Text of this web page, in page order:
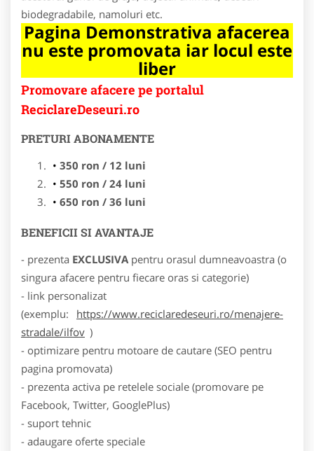
biodegradabile, namoluri etc.
Pagina Demonstrativa afacerea
nu este promovata iar locul este
liber
Promovare afacere pe portalul
ReciclareDeseuri.ro
PRETURI ABONAMENTE
350 ron / 12 luni
550 ron / 24 luni
650 ron / 36 luni
BENEFICII SI AVANTAJE
- prezenta EXCLUSIVA pentru orasul dumneavoastra (o
singura afacere pentru fiecare oras si categorie)
- link personalizat
(exemplu:
https://www.reciclaredeseuri.ro/menajere-
stradale/ilfov )
- optimizare pentru motoare de cautare (SEO pentru
pagina promovata)
- prezenta activa pe retelele sociale (promovare pe
Facebook, Twitter, GooglePlus)
- suport tehnic
- adaugare oferte speciale